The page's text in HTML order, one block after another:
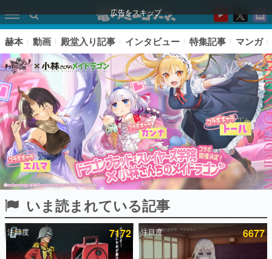
広告をスキップ
ピックアップ
電ファミのいま読まれている記事ランキング
赫本 動画 殿堂入り記事 インタビュー 特集記事 マンガ
いま読まれている記事
注目度 7172 注目度 6677